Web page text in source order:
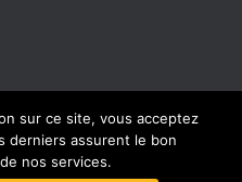
MENTIONS LÉGALES
sur ce site, vous acceptez
derniers assurent le bon
nos services.